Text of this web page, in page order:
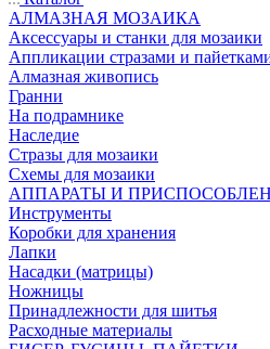
АЛМАЗНАЯ МОЗАИКА
Аксессуары и станки для мозаики
Аппликации стразами и
Алмазная живопись
Гранни
На подрамнике
Наследие
Стразы для мозаики
Схемы для мозаики
АППАРАТЫ И
Инструменты
Коробки для хранения
Лапки
Насадки (матрицы)
Ножницы
Принадлежности для шитья
Расходные материалы